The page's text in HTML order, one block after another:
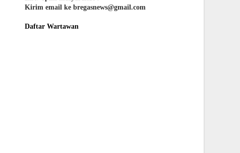
Kirim email ke bregasnews@gmail.com
Daftar Wartawan